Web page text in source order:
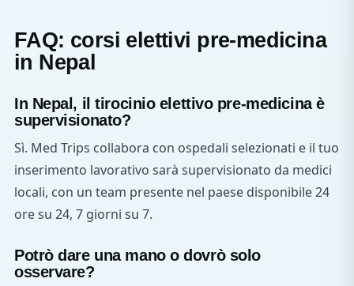
FAQ: corsi elettivi pre-medicina
in Nepal
In Nepal, il tirocinio elettivo pre-medicina è
supervisionato?
Sì. Med Trips collabora con ospedali selezionati e il tuo
inserimento lavorativo sarà supervisionato da medici
locali, con un team presente nel paese disponibile 24
ore su 24, 7 giorni su 7.
Potrò dare una mano o dovrò solo
osservare?